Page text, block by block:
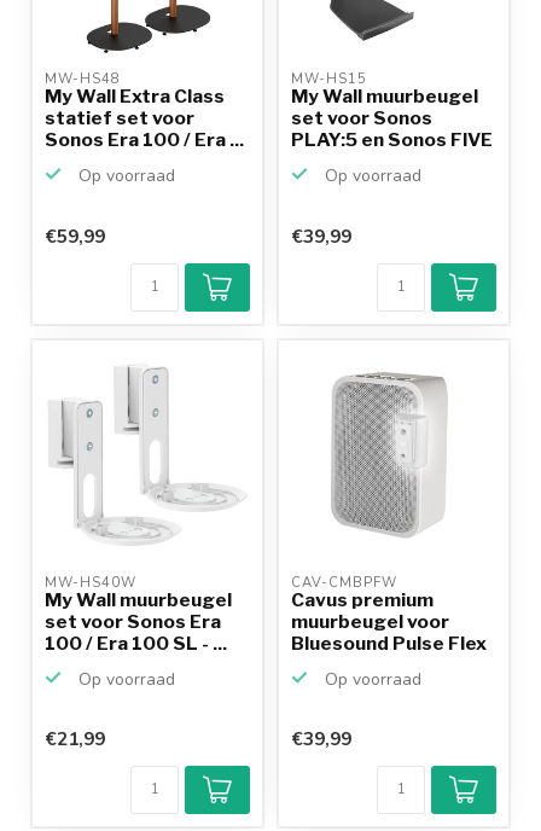
MW-HS48
My Wall Extra Class
statief set voor
Sonos Era 100 / Era ...
Op voorraad
€59,99
MW-HS15
My Wall muurbeugel
set voor Sonos
PLAY:5 en Sonos FIVE
Op voorraad
€39,99
MW-HS40W
My Wall muurbeugel
set voor Sonos Era
100 / Era 100 SL - ...
Op voorraad
€21,99
CAV-CMBPFW
Cavus premium
muurbeugel voor
Bluesound Pulse Flex
Op voorraad
Klantenbeoordeling
9,2/10
Achteraf
betalen mogelijk
€39,99